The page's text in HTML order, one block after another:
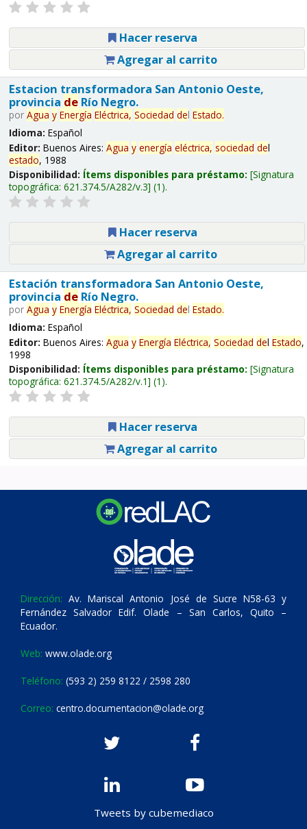
Hacer reserva
Agregar al carrito
Estacion transformadora San Antonio Oeste,
provincia deRío Negro.
por Agua y Energía Eléctrica, Sociedad del Estado.
Idioma: Español
Editor: Buenos Aires: Agua y energía eléctrica, sociedad del
estado, 1988
Disponibilidad: Ítems disponibles para préstamo: Signatura
topográfica: 621.374.5/A282/v.3 (1).
Hacer reserva
Agregar al carrito
Estación transformadora San Antonio Oeste,
provincia deRío Negro.
por Agua y Energía Eléctrica, Sociedad del Estado.
Idioma: Español
Editor: Buenos Aires: Agua y Energía Eléctrica, Sociedad del Estado,
1998
Disponibilidad: Ítems disponibles para préstamo: Signatura
topográfica: 621.374.5/A282/v.1 (1).
Hacer reserva
Agregar al carrito
Dirección: Av. Mariscal Antonio José de Sucre N58-63 y
Fernández Salvador Edif. Olade – San Carlos, Quito –
Ecuador.
Web: www.olade.org
Teléfono: (593 2) 259 8122 / 2598 280
Correo: centro.documentacion@olade.org
Tweets by cubemediaco